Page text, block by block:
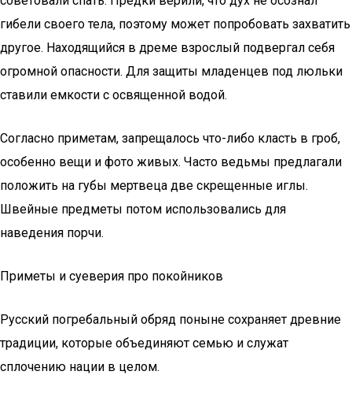
гибели своего тела, поэтому может попробовать захватить
другое. Находящийся в дреме взрослый подвергал себя
огромной опасности. Для защиты младенцев под люльки
ставили емкости с освященной водой.
Согласно приметам, запрещалось что-либо класть в гроб,
особенно вещи и фото живых. Часто ведьмы предлагали
положить на губы мертвеца две скрещенные иглы.
Швейные предметы потом использовались для
наведения порчи.
Приметы и суеверия про покойников
Русский погребальный обряд поныне сохраняет древние
традиции, которые объединяют семью и служат
сплочению нации в целом.